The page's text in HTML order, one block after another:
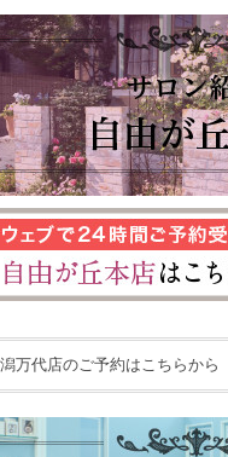
万代店のご予約はこちらから